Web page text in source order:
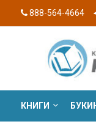
888-564-4664
КНИГИ